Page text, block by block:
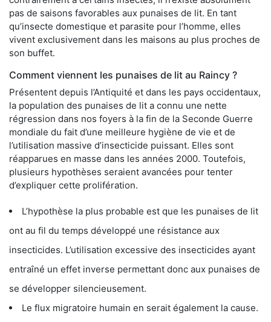
pas de saisons favorables aux punaises de lit. En tant
qu’insecte domestique et parasite pour l’homme, elles
vivent exclusivement dans les maisons au plus proches de
son buffet.
Comment viennent les punaises de lit au Raincy ?
Présentent depuis l’Antiquité et dans les pays occidentaux,
la population des punaises de lit a connu une nette
régression dans nos foyers à la fin de la Seconde Guerre
mondiale du fait d’une meilleure hygiène de vie et de
l’utilisation massive d’insecticide puissant. Elles sont
réapparues en masse dans les années 2000. Toutefois,
plusieurs hypothèses seraient avancées pour tenter
d’expliquer cette prolifération.
L’hypothèse la plus probable est que les punaises de lit
ont au fil du temps développé une résistance aux
insecticides. L’utilisation excessive des insecticides ayant
entraîné un effet inverse permettant donc aux punaises de
se développer silencieusement.
Le flux migratoire humain en serait également la cause.